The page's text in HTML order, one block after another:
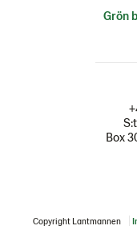
Grön
Box
Copyright Lantmannen